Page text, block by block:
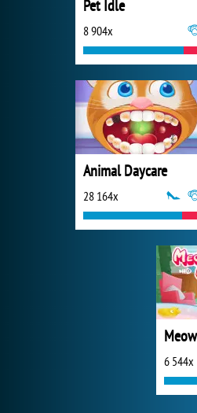
Pet Idle
8 904x
Animal Daycare
28 164x
6 544x